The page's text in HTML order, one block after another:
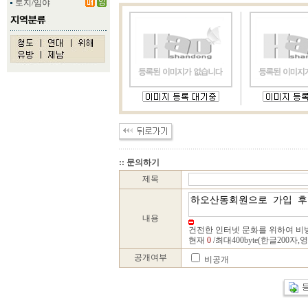
토지/임야
:: 문의하기
제목
내용
건전한 인터넷 문화를 위하여
현재 0 /최대400byte(한글200자,
공개여부
비공개